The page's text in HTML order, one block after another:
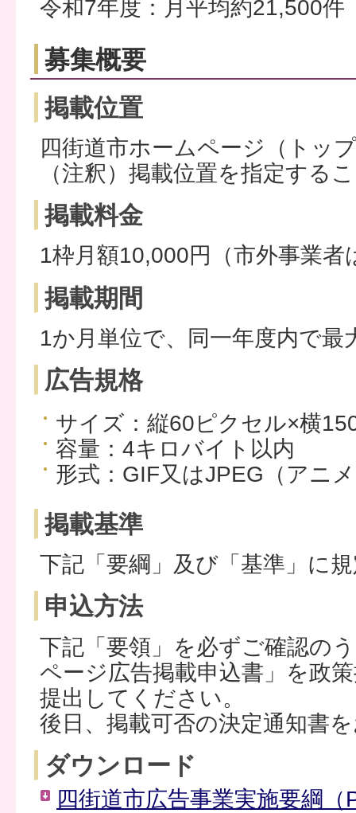
令和7年度：月平均約21,500件
募集概要
掲載位置
四街道市ホームページ（トッ
（注釈）掲載位置を指定する
掲載料金
1枠月額10,000円（市外事業者
掲載期間
1か月単位で、同一年度内で最
広告規格
サイズ：縦60ピクセル×横
容量：4キロバイト以内
形式：GIF又はJPEG（アニ
掲載基準
下記「要綱」及び「基準」に
申込方法
下記「要領」を必ずご確認の
ページ広告掲載申込書」を政
提出してください。
後日、掲載可否の決定通知書
ダウンロード
四街道市広告事業実施要綱